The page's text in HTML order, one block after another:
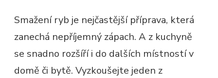
Smažení ryb je nejčastější příprava, která
zanechá nepříjemný zápach. A z kuchyně
se snadno rozšíří i do dalších místností v
domě či bytě. Vyzkoušejte jeden z